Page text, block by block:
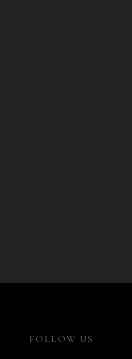
FOLLOW US